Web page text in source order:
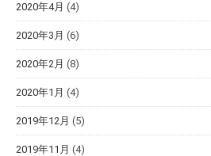
2020年4月 (4)
2020年3月 (6)
2020年2月 (8)
2020年1月 (4)
2019年12月 (5)
2019年11月 (4)